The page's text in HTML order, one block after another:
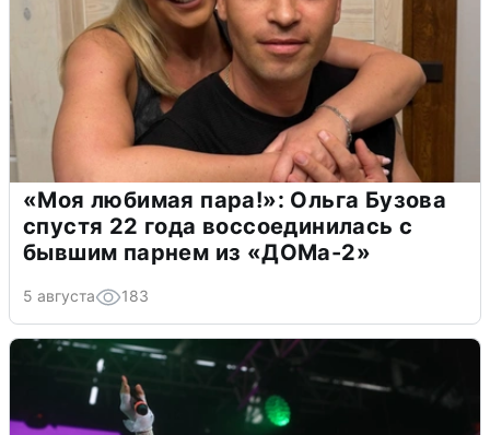
«Моя любимая пара!»: Ольга Бузова
спустя 22 года воссоединилась с
бывшим парнем из «ДОМа-2»
5 августа 183